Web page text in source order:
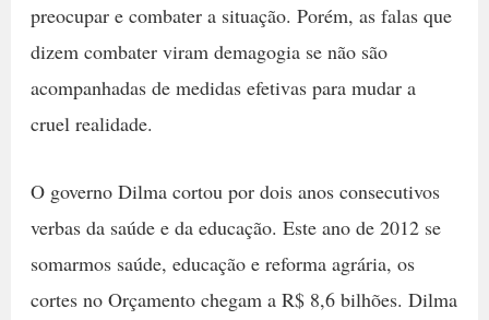
preocupar e combater a situação. Porém, as falas que
dizem combater viram demagogia se não são
acompanhadas de medidas efetivas para mudar a
cruel realidade.
O governo Dilma cortou por dois anos consecutivos
verbas da saúde e da educação. Este ano de 2012 se
somarmos saúde, educação e reforma agrária, os
cortes no Orçamento chegam a R$ 8,6 bilhões. Dilma